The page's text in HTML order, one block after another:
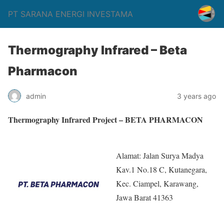
PT SARANA ENERGI INVESTAMA
Thermography Infrared – Beta
Pharmacon
admin 3 years ago
Thermography Infrared Project – BETA PHARMACON
Alamat: Jalan Surya Madya
Kav.1 No.18 C, Kutanegara,
Kec. Ciampel, Karawang,
Jawa Barat 41363